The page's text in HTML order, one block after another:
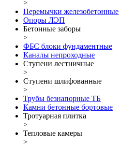
>
Перемычки железобетонные
Опоры ЛЭП
Бетонные заборы
>
ФБС блоки фундаментные
Каналы непроходные
Ступени лестничные
>
Ступени шлифованные
>
Трубы безнапорные ТБ
Камни бетонные бортовые
Тротуарная плитка
>
Тепловые камеры
>